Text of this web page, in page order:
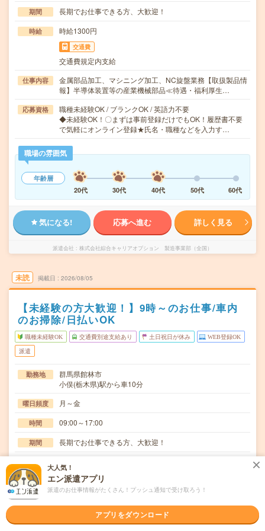
期間 長期でお仕事できる方、大歓迎！
時給 時給1300円
交通費
交通費規定内支給
仕事内容
金属部品加工、マシニング加工、NC旋盤業務【取扱製品情
報】半導体装置等の産業機械部品≪待遇・福利厚生…
応募資格
職種未経験OK / ブランクOK / 英語力不要
◆未経験OK！〇まずは事前登録だけでもOK！履歴書不要
で気軽にオンライン登録★氏名・職種などを入力す…
職場の雰囲気
年齢層
20代
30代 40代 50代 60代
気になる! 応募へ進む 詳しく見る
派遣会社 株式会社綜合キャリアオプション 製造事業部（全国）
未読 掲載日 2026/08/05
【未経験の方大歓迎！】9時～のお仕事/車内
のお掃除/日払いOK
職種未経験OK 交通費別途支給あり 土日祝日が休み WEB登録OK
派遣
勤務地
群馬県館林市
小俣(栃木県)駅から車10分
曜日頻度 月～金
時間 09:00～17:00
期間 長期でお仕事できる方、大歓迎！
時給
交通費
交通費規定内支給
レンタル重機や車の清掃、車内整備、その他付随業務を行
っていただきます。作業がない時間帯は他の作業の手…
大人気！
エン派遣アプリ
派遣のお仕事情報がたくさん！プッシュ通知で受け取ろう！
アプリをダウンロード